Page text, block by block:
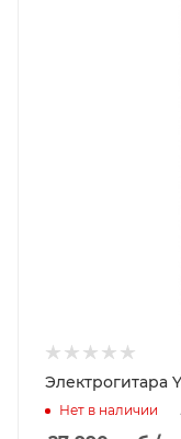
Электрогитара
Нет в наличии